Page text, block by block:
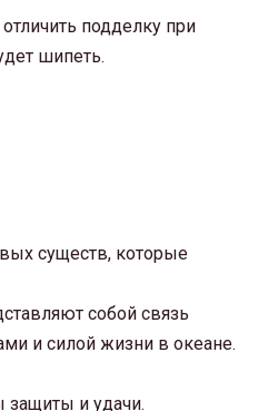
подделку при
шипеть.
существ, которые
собой связь
и силой жизни в океане.
и удачи.